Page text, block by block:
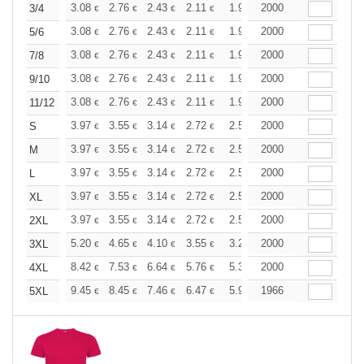
3/4 3.08 € 2.76 € 2.43 € 2.11 € 1.95 1.86
2000
5/6
3.08 € 2.76 € 2.43 € 2.11 € 1.95 1.86
2000
7/8
3.08 € 2.76 € 2.43 € 2.11 € 1.95 1.86
2000
9/10
3.08 € 2.76 € 2.43 € 2.11 € 1.95 1.86
2000
11/12
3.08 € 2.76 € 2.43 € 2.11 € 1.95 1.86
2000
S
3.97 € 3.55 € 3.14 € 2.72 € 2.51 2.40
2000
M
3.97 € 3.55 € 3.14 € 2.72 € 2.51 2.40
2000
L
3.97 € 3.55 € 3.14 € 2.72 € 2.51 2.40
2000
XL
3.97 € 3.55 € 3.14 € 2.72 € 2.51 2.40
2000
2XL
3.97 € 3.55 € 3.14 € 2.72 € 2.51 2.40
2000
3XL
5.20 € 4.65 € 4.10 € 3.55 € 3.28 3.14
2000
4XL
8.42 € 7.53 € 6.64 € 5.76 € 5.32 5.09
2000
5XL
9.45 € 8.45 € 7.46 € 6.47 € 5.97 5.72
1966